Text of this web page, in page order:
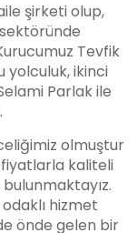
şirketi olup,
Tevfik
yolculuk, ikinci
Parlak ile
olmuştur
kaliteli
hizmet
önde gelen bir